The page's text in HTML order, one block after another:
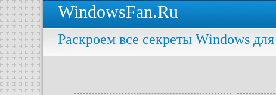
WindowsFan.Ru
Раскроем все секреты Windows